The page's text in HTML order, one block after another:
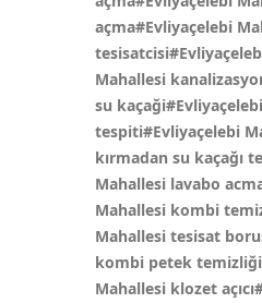
açma#Evliyaçelebi
Mahallesi
su
tespiti#Evliyaçelebi
kırmadan su kaçağı
Mahallesi lavabo
Mahallesi kombi
Mahallesi tesisat
kombi petek
Mahallesi klozet